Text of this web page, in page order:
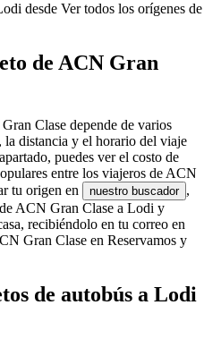
desde Ver todos los orígenes de
de ACN Gran
Clase depende de varios
la distancia y el horario del viaje
puedes ver el costo de
entre los viajeros de ACN
tu origen en
nuestro buscador ,
ACN Gran Clase a Lodi y
recibiéndolo en tu correo en
Gran Clase en Reservamos y
de autobús a Lodi